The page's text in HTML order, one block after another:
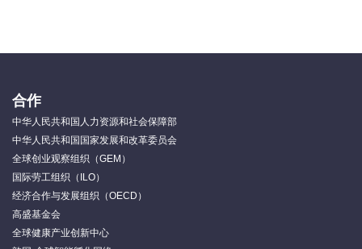
合作
中华人民共和国人力资源和社会保障部
中华人民共和国国家发展和改革委员会
全球创业观察组织（GEM）
国际劳工组织（ILO）
经济合作与发展组织（OECD）
高盛基金会
全球健康产业创新中心